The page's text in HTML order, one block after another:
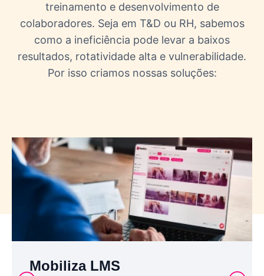
treinamento e desenvolvimento de
colaboradores. Seja em T&D ou RH, sabemos
como a ineficiência pode levar a baixos
resultados, rotatividade alta e vulnerabilidade.
Por isso criamos nossas soluções:
Mobiliza LMS